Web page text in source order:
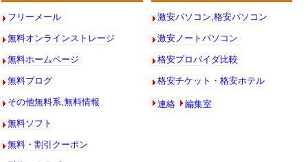
フリーメール
無料オンラインストレージ
無料ホームページ
無料ブログ
その他無料系,無料情報
無料ソフト
無料・割引クーポン
激安パソコン,格安パソコン
激安ノートパソコン
格安プロバイダ比較
格安チケット・格安ホテル
連絡 編集室